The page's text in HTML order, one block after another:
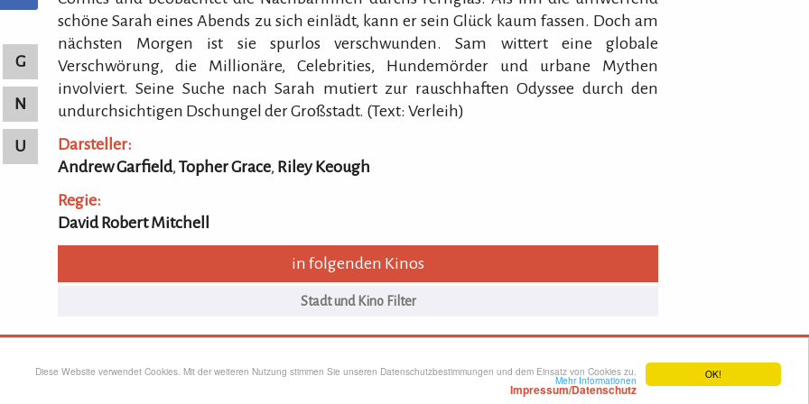
OK!
Diese Website verwendet Cookies. Mit der weiteren Nutzung stimmen Sie unseren Datenschutzbestimmungen und dem Einsatz von Cookies zu.
Mehr Informationen
Impressum/Datenschutz
G
N
U
schöne Sarah eines Abends zu sich einlädt, kann er sein Glück kaum fassen. Doch am
nächsten Morgen ist sie spurlos verschwunden. Sam wittert eine globale
Verschwörung, die Millionäre, Celebrities, Hundemörder und urbane Mythen
involviert. Seine Suche nach Sarah mutiert zur rauschhaften Odyssee durch den
undurchsichtigen Dschungel der Großstadt. (Text: Verleih)
Darsteller:
Andrew Garfield, Topher Grace, Riley Keough
Regie:
David Robert Mitchell
in folgenden Kinos
KULTURpur empfehlen